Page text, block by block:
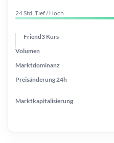
24 Std. Tief / Hoch
Friend3 Kurs
Preisänderung 24h
Marktdominanz
Marktkapitalisierung
Volumen